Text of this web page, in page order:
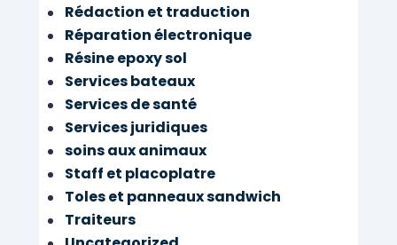
Rédaction et traduction
Réparation électronique
Résine epoxy sol
Services bateaux
Services de santé
Services juridiques
soins aux animaux
Staff et placoplatre
Toles et panneaux sandwich
Traiteurs